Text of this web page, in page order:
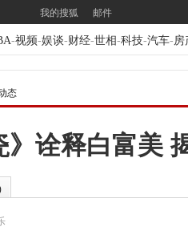
我的搜狐 邮件
-视频-娱谈-财经-世相-科技-汽车-房
态
》诠释白富美